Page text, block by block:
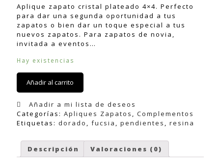
Aplique zapato cristal plateado 4×4. Perfecto
para dar una segunda oportunidad a tus
zapatos o bien dar un toque especial a tus
nuevos zapatos. Para zapatos de novia,
invitada a eventos…
Hay existencias
Añadir al carrito
Añadir a mi lista de deseos
Categorías: Apliques Zapatos , Complementos
Etiquetas: dorado , fucsia , pendientes , resina
Descripción Valoraciones (0)